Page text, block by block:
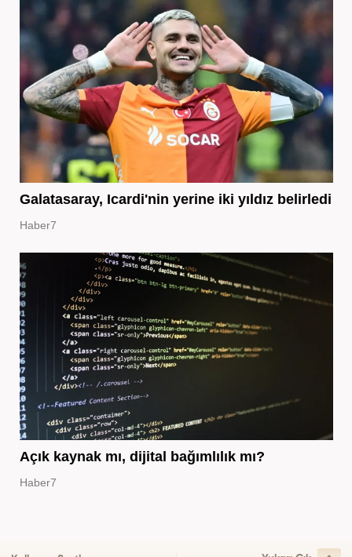
Galatasaray, Icardi'nin yerine iki yıldız belirledi
Haber7
Açık kaynak mı, dijital bağımlılık mı?
Haber7